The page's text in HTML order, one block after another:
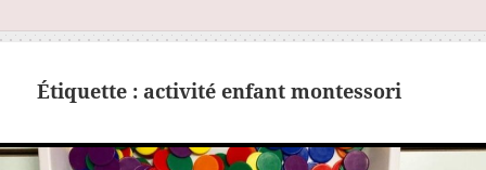
Étiquette : activité enfant montessori